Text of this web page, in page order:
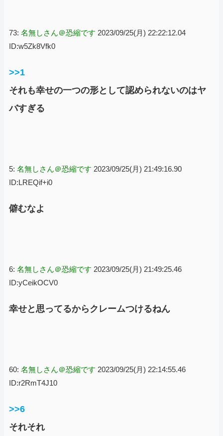
73: 名無しさん＠恐縮です 2023/09/25(月) 22:22:12.04
ID:w5Zk8Vfk0
>>1
それも幸せの一つの形として認められないのはヤ
バすぎる
5: 名無しさん＠恐縮です 2023/09/25(月) 21:49:16.90
ID:LREQif+i0
僻むなよ
6: 名無しさん＠恐縮です 2023/09/25(月) 21:49:25.46
ID:yCeikOCV0
幸せと思ってるからクレームつけるねん
60: 名無しさん＠恐縮です 2023/09/25(月) 22:14:55.46
ID:r2RmT4J10
>>6
それそれ